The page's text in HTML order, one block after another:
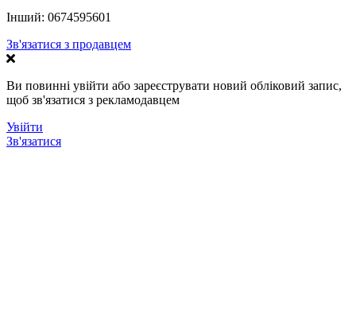
Інший: 0674595601
Зв'язатися з продавцем
Ви повинні увійти або зареєструвати новий обліковий запис,
щоб зв'язатися з рекламодавцем
Увійти
Зв'язатися